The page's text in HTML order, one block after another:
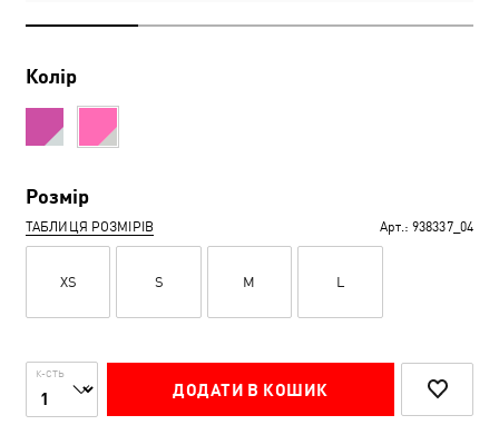
Колір
Розмір
ТАБЛИЦЯ РОЗМІРІВ Арт.: 938337_04
XS S M L
К-СТЬ
ДОДАТИ В КОШИК